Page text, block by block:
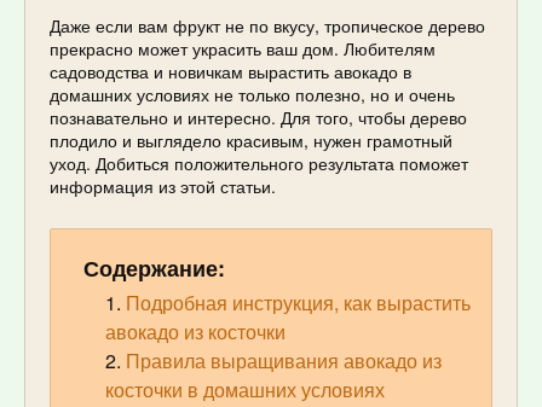
Даже если вам фрукт не по вкусу, тропическое дерево
прекрасно может украсить ваш дом. Любителям
садоводства и новичкам вырастить авокадо в
домашних условиях не только полезно, но и очень
познавательно и интересно. Для того, чтобы дерево
плодило и выглядело красивым, нужен грамотный
уход. Добиться положительного результата поможет
информация из этой статьи.
Содержание:
Подробная инструкция, как вырастить
авокадо из косточки
Правила выращивания авокадо из
косточки в домашних условиях